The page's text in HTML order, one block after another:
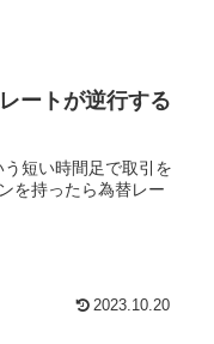
ートが逆行する
短い時間足で取引を
を持ったら為替レー
2023.10.20